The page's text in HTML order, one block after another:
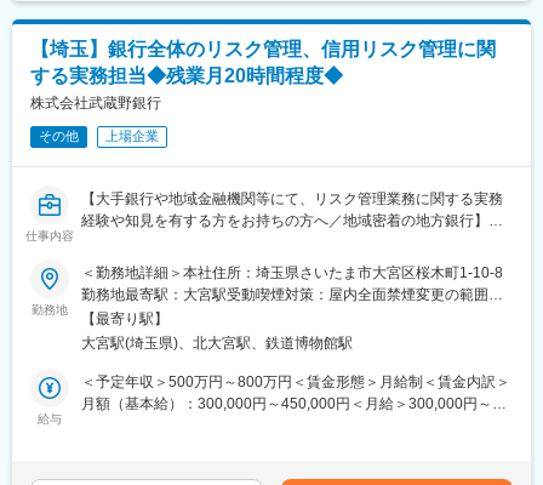
実際にお客様へのご提案を開始します。お客様とのご面談前に事
前ロープレを行い顧客対応の準備をしてお客様へのご提案に臨み
ます。何かあればいつでも育成担当者に相談ができます！
■組織構成
営業部で約20名在籍(20代～50代)
※ほとんどの社員が未経験からはじめています！
変更の範囲：会社の定める業務
ズの把握とサービス改善に取り組んでいます。
本ポジションでは、新たな視点や発想を活かしながら、サービス
品質およびCS向上に向けた企画立案・改善施策の推進を担ってい
■組織構成
・組織人数：約10名（パートナー社員含む）
・社内におけるCS向上施策の企画・推進や、お客さま・従業員の
声を起点としたサービス品質改善に携わることができます。本部
部門にいながらも、お客さま満足度向上への貢献を実感できるポ
ジションです。
■働き方
・平均残業時間：月20時間程度
【埼玉】銀行全体のリスク管理、信用リスク管理に関
する実務担当◆残業月20時間程度◆
株式会社武蔵野銀行
その他 上場企業
仕事内容
【大手銀行や地域金融機関等にて、リスク管理業務に関する実務
経験や知見を有する方をお持ちの方へ／地域密着の地方銀行】
■業務内容
・統合的リスク管理業務
(1)資本配賦関連業務
(2)新商品・新規業務チェック関連業務（3）銀行業務継続計画
（BCP）対応業務
・オペレーショナルリスク管理業務
・市場リスク管理業務
・信用リスク管理業務
勤務地
＜勤務地詳細＞本社住所：埼玉県さいたま市大宮区桜木町1-10-8
勤務地最寄駅：大宮駅受動喫煙対策：屋内全面禁煙変更の範囲：
会社の定める事業所
【最寄り駅】
大宮駅(埼玉県)、北大宮駅、鉄道博物館駅
給与
＜予定年収＞500万円～800万円＜賃金形態＞月給制＜賃金内訳＞
月額（基本給）：300,000円～450,000円＜月給＞300,000円～